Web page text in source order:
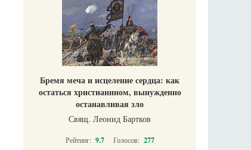
Бремя меча и исцеление сердца: как
остаться христианином, вынужденно
останавливая зло
Свящ. Леонид Бартков
Рейтинг: 9.7 Голосов: 277